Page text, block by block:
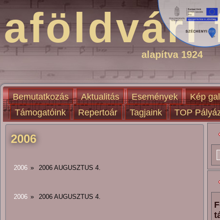
alapítva 1924
Bemutatkozás Aktualitás Események
Kép
Támogatóink
Repertoár Tagjaink TOP
2006
2006 » 2006 AUGUSZTUS 4.
2006 » 2006 AUGUSZTUS 4.